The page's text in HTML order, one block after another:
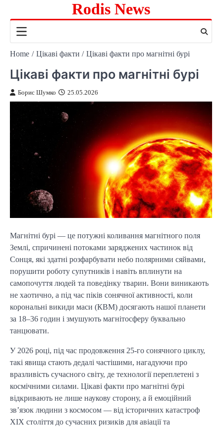
content
Rodis News
Home Цікаві факти Цікаві факти про магнітні бурі
Цікаві факти про магнітні бурі
Борис Шумко 25.05.2026
Магнітні бурі — це потужні коливання магнітного поля
Землі, спричинені потоками заряджених частинок від
Сонця, які здатні розфарбувати небо полярними сяйвами,
порушити роботу супутників і навіть вплинути на
самопочуття людей та поведінку тварин. Вони виникають
не хаотично, а під час піків сонячної активності, коли
корональні викиди маси (КВМ) досягають нашої планети
за 18–36 годин і змушують магнітосферу буквально
танцювати.
У 2026 році, під час продовження 25-го сонячного циклу,
такі явища стають дедалі частішими, нагадуючи про
вразливість сучасного світу, де технології переплетені з
космічними силами. Цікаві факти про магнітні бурі
відкривають не лише наукову сторону, а й емоційний
зв’язок людини з космосом — від історичних катастроф
XIX століття до сучасних ризиків для авіації та